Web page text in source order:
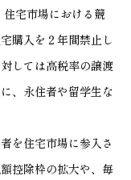
宅市場における競
購入を２年間禁止し
しては高税率の譲渡
、永住者や留学生な
を住宅市場に参入さ
控除枠の拡大や、毎